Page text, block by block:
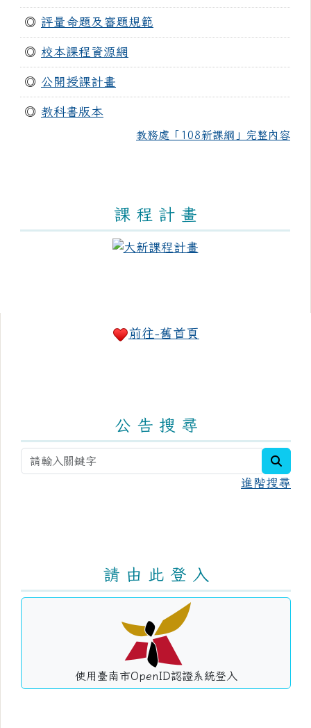
◎ 評量命題及審題規範
◎ 校本課程資源網
◎ 公開授課計畫
◎ 教科書版本
教務處「108新課綱」完整內容
課 程 計 畫
前往-舊首頁
公 告 搜 尋
進階搜尋
請 由 此 登 入
使用臺南市OpenID認證系統登入